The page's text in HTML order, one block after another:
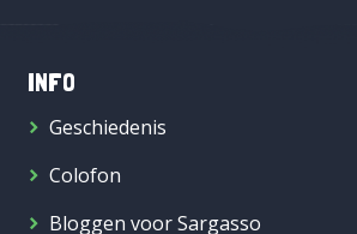
INFO
Geschiedenis
Colofon
Bloggen voor Sargasso